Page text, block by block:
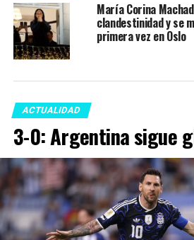
María Corina
clandestinidad y se
primera vez en Oslo
ACTUALIDAD
3-0: Argentina sigue